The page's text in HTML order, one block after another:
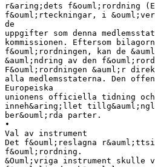
r&aring;dets f&ouml;rordning
f&ouml;rteckningar, i
de
uppgifter som denna
kommissionen. Eftersom
f&ouml;rordningen, kan de
&auml;ndring av den
F&ouml;rordningen &auml;r
alla medlemsstaterna. Den
Europeiska
unionens officiella tidning och
inneh&aring;llet
ber&ouml;rda parter.
•
Val av instrument
Det f&ouml;reslagna
f&ouml;rordning.
&Ouml;vriga instrument skulle